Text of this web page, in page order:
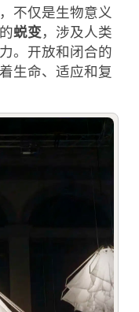
，不仅是生物意义
蜕变，涉及人类
。开放和闭合的
生命、适应和复